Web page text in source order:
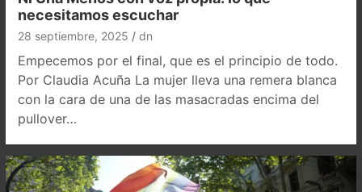
necesitamos escuchar
28 septiembre, 2025 dn
Empecemos por el final, que es el principio de todo.
Por Claudia Acuña La mujer lleva una remera blanca
con la cara de una de las masacradas encima del
pullover…